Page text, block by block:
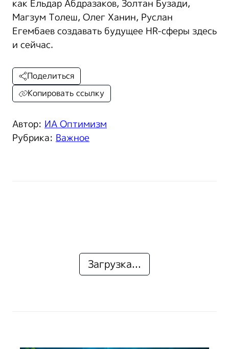
как Ельдар Абдразаков, Золтан Бузади,
Магзум Толеш, Олег Ханин, Руслан
Егембаев создавать будущее HR-сферы здесь
и сейчас.
Автор: ИА Оптимизм
Рубрика: Важное
Поделиться
Копировать ссылку
Загрузка...